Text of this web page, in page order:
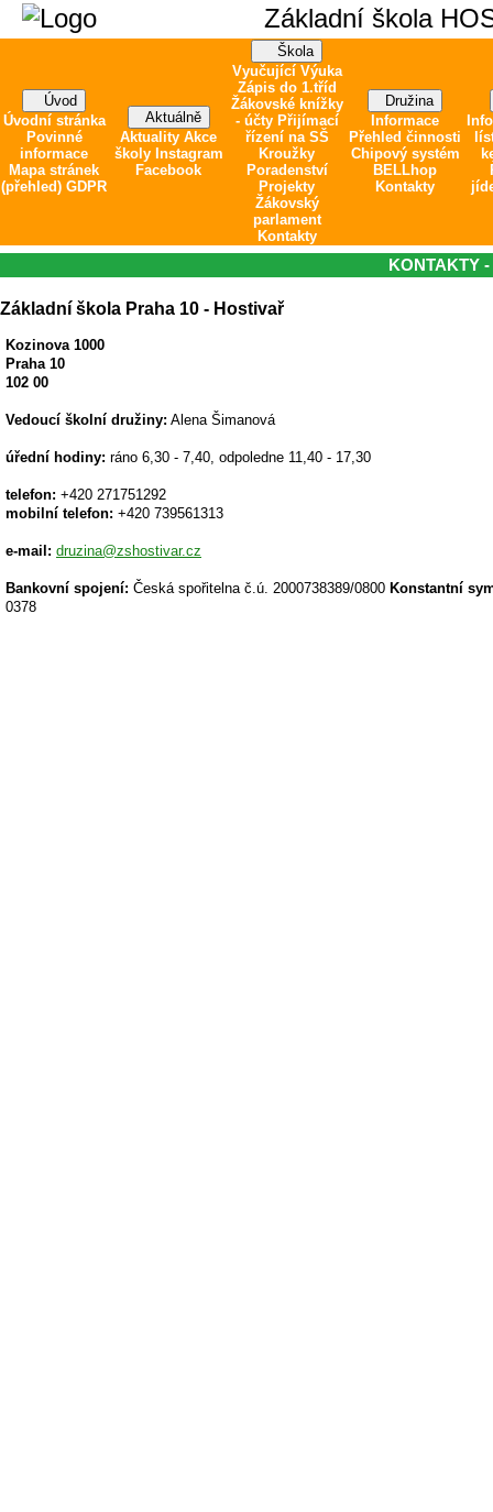
Základní škola
Úvod
Úvodní stránka
Povinné
informace
Mapa stránek
(přehled) GDPR
Aktuálně
Aktuality Akce
školy Instagram
Facebook
Škola
Vyučující Výuka
Zápis do 1.tříd
Žákovské knížky
- účty Přijímací
řízení na SŠ
Kroužky
Poradenství
Projekty
Žákovský
parlament
Kontakty
Družina
Informace
Přehled činnosti
Chipový systém
BELLhop
Kontakty
KONTAKTY
Základní škola Praha 10 - Hostivař
Kozinova 1000
Praha 10
102 00
Vedoucí školní družiny: Alena Šimanová
úřední hodiny: ráno 6,30 - 7,40, odpoledne 11,40 - 17,30
telefon: +420 271751292
mobilní telefon: +420 739561313
e-mail: druzina@zshostivar.cz
Bankovní spojení: Česká spořitelna č.ú. 2000738389/0800 Konstantní
0378